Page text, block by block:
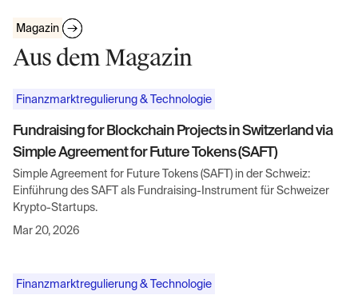
Magazin
Aus dem Magazin
Finanzmarktregulierung & Technologie
Fundraising for Blockchain Projects in Switzerland via
Simple Agreement for Future Tokens (SAFT)
Simple Agreement for Future Tokens (SAFT) in der Schweiz:
Einführung des SAFT als Fundraising-Instrument für Schweizer
Krypto-Startups.
Mar 20, 2026
Finanzmarktregulierung & Technologie